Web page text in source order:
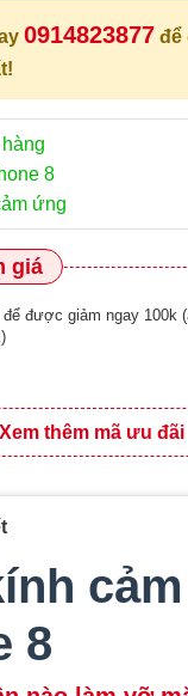
0914823877 để
8
ứng
giá
Xem thêm mã ưu đãi
8